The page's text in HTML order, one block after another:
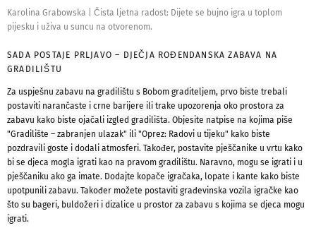
Karolina Grabowska
Čista ljetna radost: Dijete se bujno igra u toplom
pijesku i uživa u suncu na otvorenom.
SADA POSTAJE PRLJAVO – DJEČJA ROĐENDANSKA ZABAVA NA
GRADILIŠTU
Za uspješnu zabavu na gradilištu s Bobom graditeljem, prvo biste trebali
postaviti narančaste i crne barijere ili trake upozorenja oko prostora za
zabavu kako biste ojačali izgled gradilišta. Objesite natpise na kojima piše
"Gradilište – zabranjen ulazak" ili "Oprez: Radovi u tijeku" kako biste
pozdravili goste i dodali atmosferi. Također, postavite pješčanike u vrtu kako
bi se djeca mogla igrati kao na pravom gradilištu. Naravno, mogu se igrati i u
pješčaniku ako ga imate. Dodajte kopače igračaka, lopate i kante kako biste
upotpunili zabavu. Također možete postaviti građevinska vozila igračke kao
što su bageri, buldožeri i dizalice u prostor za zabavu s kojima se djeca mogu
igrati.